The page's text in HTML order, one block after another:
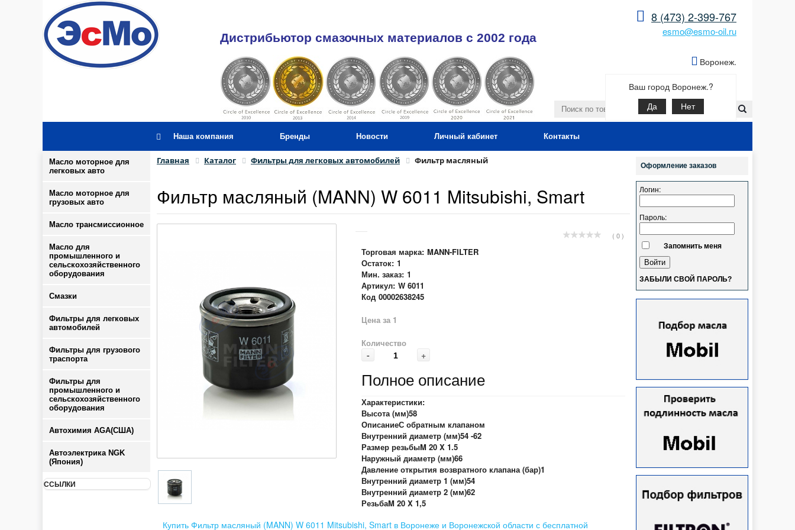
8 (473) 2-399-767
esmo@esmo-oil.ru
Дистрибьютор смазочных материалов c 2002 года
Воронеж.
Ваш город Воронеж.?
Да Нет
Наша компания Бренды Новости Личный кабинет Контакты
Масло моторное для
легковых авто
Масло моторное для
грузовых авто
Масло трансмиссионное
Масло для
промышленного и
сельскохозяйственного
оборудования
Смазки
Фильтры для легковых
автомобилей
Фильтры для грузового
траспорта
Фильтры для
промышленного и
сельскохозяйственного
оборудования
Автохимия AGA(США)
Автоэлектрика NGK
(Япония)
ССЫЛКИ
Главная Каталог Фильтры для легковых автомобилей Фильтр масляный
Фильтр масляный (MANN) W 6011 Mitsubishi, Smart
( 0 )
Торговая марка: MANN-FILTER
Остаток: 1
Мин. заказ: 1
Артикул: W 6011
Код 00002638245
Цена за 1
Количество
- +
Полное описание
Характеристики:
Высота (мм)58
ОписаниеС обратным клапаном
Внутренний диаметр (мм)54 -62
Размер резьбыM 20 X 1.5
Наружный диаметр (мм)66
Давление открытия возвратного клапана (бар)1
Внутренний диаметр 1 (мм)54
Внутренний диаметр 2 (мм)62
РезьбаM 20 X 1,5
Купить Фильтр масляный (MANN) W 6011 Mitsubishi, Smart в Воронеже и Воронежской области с бесплатной
Оформление заказов
Логин:
Пароль:
Запомнить меня
ЗАБЫЛИ СВОЙ ПАРОЛЬ?